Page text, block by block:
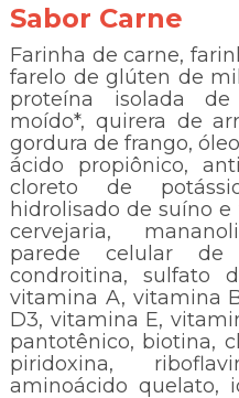
Sabor Carne
Farinha de carne,
farelo de glúten de
proteína isolada
moído*, quirera de
gordura de frango,
cido propiônico,
cloreto de
hidrolisado de suíno
cervejaria,
parede celular de
condroitina, sulfato
vitamina A, vitamina
D3, vitamina E,
pantotênico, biotina,
piridoxina,
aminoácido quelato,